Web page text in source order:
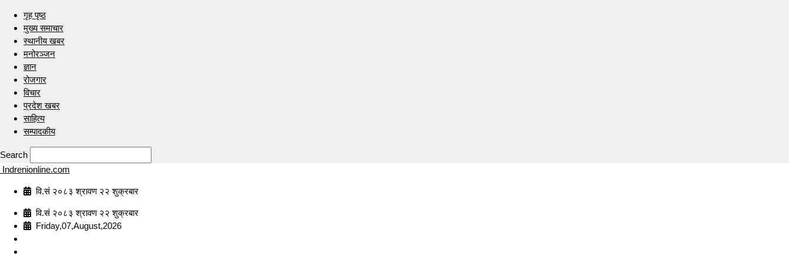
गृह पृष्ठ
मुख्य समाचार
स्थानीय खबर
मनोरञ्जन
ज्ञान
रोजगार
विचार
प्रदेश खबर
साहित्य
सम्पादकीय
Search
Indrenionline.com
वि.सं २०८३ श्रावण २२ शुक्रबार
वि.सं २०८३ श्रावण २२ शुक्रबार
Friday,07,August,2026